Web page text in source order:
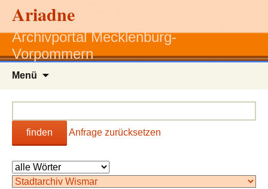
Ariadne
Archivportal Mecklenburg-
Vorpommern
Menü
finden Anfrage zurücksetzen